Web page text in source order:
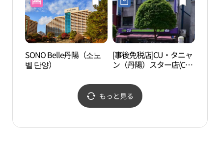
SONO Belle丹陽（소노
벨 단양）
[事後免税店]CU・タニャ
ン（丹陽）スター店(CU
もっと見る